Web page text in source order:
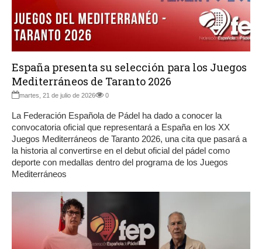
España presenta su selección para los Juegos
Mediterráneos de Taranto 2026
martes, 21 de julio de 2026 0
La Federación Española de Pádel ha dado a conocer la
convocatoria oficial que representará a España en los XX
Juegos Mediterráneos de Taranto 2026, una cita que pasará a
la historia al convertirse en el debut oficial del pádel como
deporte con medallas dentro del programa de los Juegos
Mediterráneos